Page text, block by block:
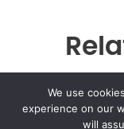
We use
experience on our
will